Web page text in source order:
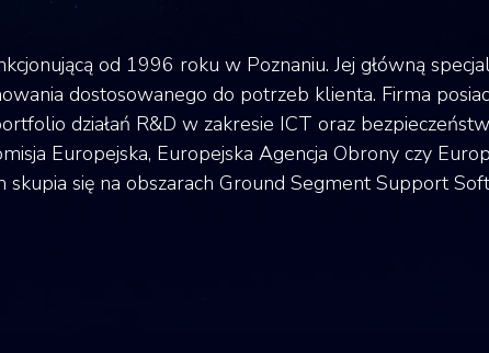
od 1996 roku w Poznaniu. Jej główną
dostosowanego do potrzeb klienta. Firma
działań R&D w zakresie ICT oraz
Europejska, Europejska Agencja Obrony czy
się na obszarach Ground Segment Support